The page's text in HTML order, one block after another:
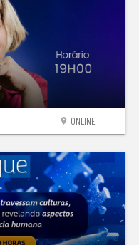
location_on ONLINE